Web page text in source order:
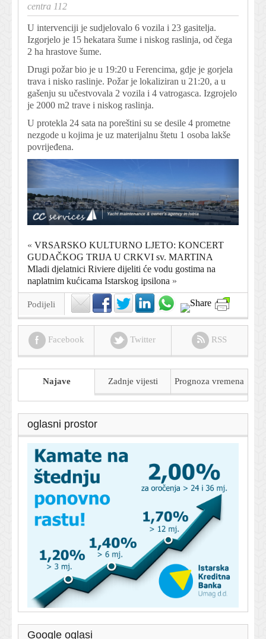
centra 112
U intervenciji je sudjelovalo 6 vozila i 23 gasitelja.
Izgorjelo je 15 hekatara šume i niskog raslinja, od čega
2 ha hrastove šume.
Drugi požar bio je u 19:20 u Ferencima, gdje je gorjela
trava i nisko raslinje. Požar je lokaliziran u 21:20, a u
gašenju su učestvovala 2 vozila i 4 vatrogasca. Izgrojelo
je 2000 m2 trave i niskog raslinja.
U protekla 24 sata na poreštini su se desile 4 prometne
nezgode u kojima je uz materijalnu štetu 1 osoba lakše
povrijeđena.
« VRSARSKO KULTURNO LJETO: KONCERT
GUDAČKOG TRIJA U CRKVI sv. MARTINA
Mladi djelatnici Riviere dijeliti će vodu gostima na
naplatnim kućicama Istarskog ipsilona »
Podijeli
Facebook Twitter RSS
Najave Zadnje vijesti Prognoza vremena
oglasni prostor
Google oglasi